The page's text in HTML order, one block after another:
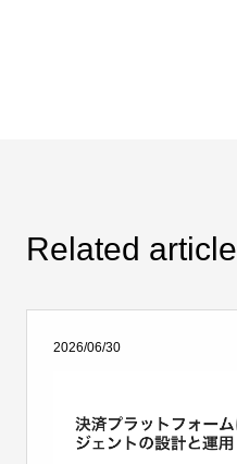
Related article
2026/06/30